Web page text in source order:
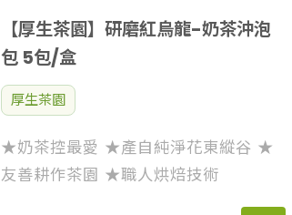
【厚生茶園】研磨紅烏龍-奶茶沖泡
包 5包/盒
厚生茶園
★奶茶控最愛 ★產自純淨花東縱谷 ★
友善耕作茶園 ★職人烘焙技術